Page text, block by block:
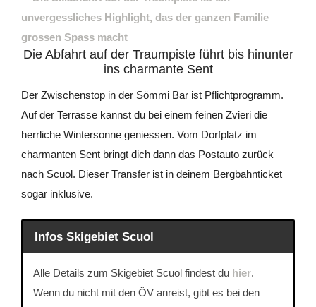
Die Abfahrt auf der Traumpiste führt bis hinunter
ins charmante Sent
Der Zwischenstop in der Sömmi Bar ist Pflichtprogramm.
Auf der Terrasse kannst du bei einem feinen Zvieri die
herrliche Wintersonne geniessen. Vom Dorfplatz im
charmanten Sent bringt dich dann das Postauto zurück
nach Scuol. Dieser Transfer ist in deinem Bergbahnticket
sogar inklusive.
Infos Skigebiet Scuol
Alle Details zum Skigebiet Scuol findest du hier.
Wenn du nicht mit den ÖV anreist, gibt es bei den